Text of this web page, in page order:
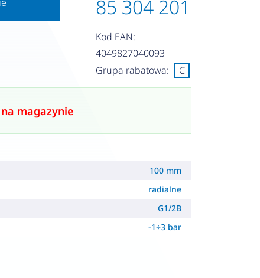
85 304 201
Kod EAN:
4049827040093
Grupa rabatowa:
C
magazynie
100 mm
radialne
G1/2B
-1÷3 bar